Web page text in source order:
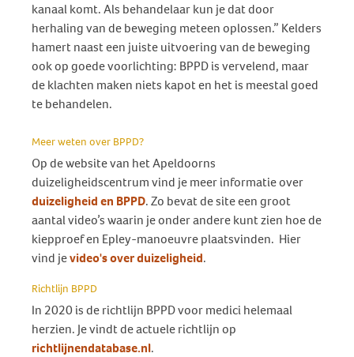
kanaal komt. Als behandelaar kun je dat door
herhaling van de beweging meteen oplossen.” Kelders
hamert naast een juiste uitvoering van de beweging
ook op goede voorlichting: BPPD is vervelend, maar
de klachten maken niets kapot en het is meestal goed
te behandelen.
Meer weten over BPPD?
Op de website van het Apeldoorns
duizeligheidscentrum vind je meer informatie over
duizeligheid en BPPD. Zo bevat de site een groot
aantal video’s waarin je onder andere kunt zien hoe de
kiepproef en Epley-manoeuvre plaatsvinden. Hier
vind jevideo's over duizeligheid.
Richtlijn BPPD
In 2020 is de richtlijn BPPD voor medici helemaal
herzien. Je vindt de actuele richtlijn op
richtlijnendatabase.nl.